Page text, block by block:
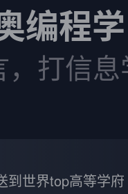
编程
打信
到世界top高等学府